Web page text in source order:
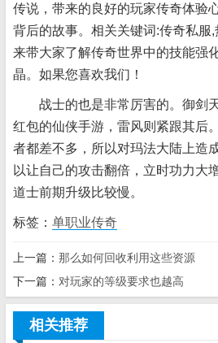
传说，带来的良好的玩家传奇体验
背后的故事。相关关键词:传奇私服
来带大家了解传奇世界中的技能强
晶。如果您喜欢我们！
战士的也是非常厉害的。御剑
红包的仙侠手游，雷风则紧跟其后
者都差不多，所以对玛法大陆上造
以让自己的攻击翻倍，立时功力大
道士前期升级比较慢。
标签： 单职业传奇
上一篇： 那么如何回收利用这些资源
下一篇： 对玩家的等级要求也越高
相关推荐